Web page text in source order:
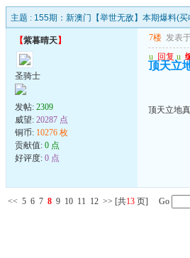
主题 : 155期：新澳门【举世无敌】本期爆料(买
【紫暮晴天】
圣骑士
发帖: 2309
威望: 20287 点
铜币: 10276 枚
贡献值: 0 点
好评度: 0 点
7楼 发表
u 回复 u
顶天立
顶天立地
<< 5 6 7 8 9 10 11 12 >> [共13 页] Go